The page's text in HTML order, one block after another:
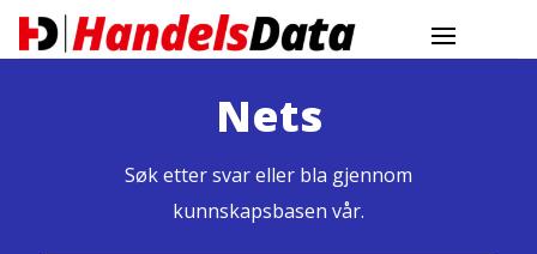
Nets
Søk etter svar eller bla gjennom
kunnskapsbasen vår.